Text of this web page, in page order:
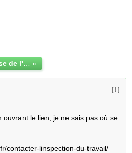
»
[ ! ]
ouvrant le lien, je ne sais pas où se
contacter-linspection-du-travail/